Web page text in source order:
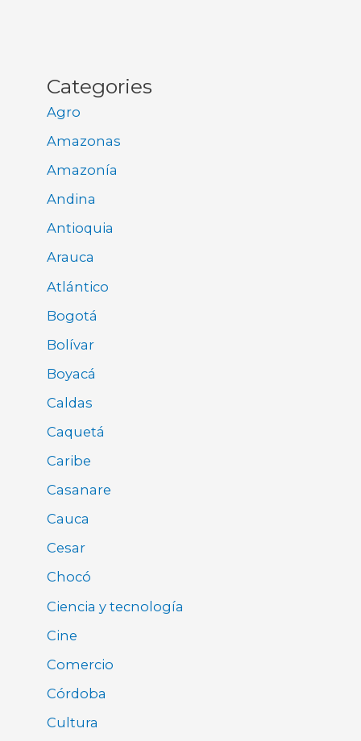
Categories
Agro
Amazonas
Amazonía
Andina
Antioquia
Arauca
Atlántico
Bogotá
Bolívar
Boyacá
Caldas
Caquetá
Caribe
Casanare
Cauca
Cesar
Chocó
Ciencia y tecnología
Cine
Comercio
Córdoba
Cultura